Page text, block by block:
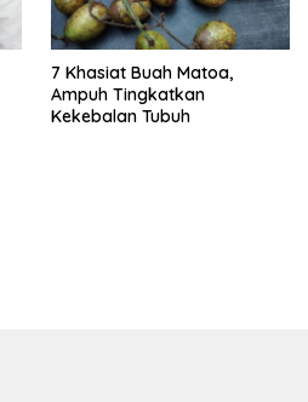
7 Khasiat Buah Matoa,
Ampuh Tingkatkan
Kekebalan Tubuh